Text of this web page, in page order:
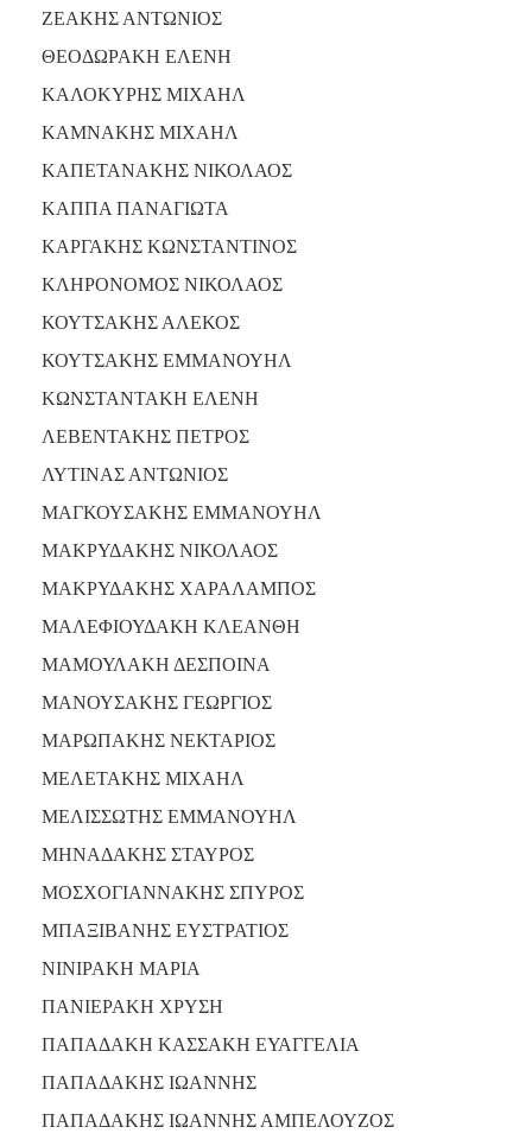
ΖΕΑΚΗΣ ΑΝΤΩΝΙΟΣ
ΘΕΟΔΩΡΑΚΗ ΕΛΕΝΗ
ΚΑΛΟΚΥΡΗΣ ΜΙΧΑΗΛ
ΚΑΜΝΑΚΗΣ ΜΙΧΑΗΛ
ΚΑΠΕΤΑΝΑΚΗΣ ΝΙΚΟΛΑΟΣ
ΚΑΠΠΑ ΠΑΝΑΓΙΩΤΑ
ΚΑΡΓΑΚΗΣ ΚΩΝΣΤΑΝΤΙΝΟΣ
ΚΛΗΡΟΝΟΜΟΣ ΝΙΚΟΛΑΟΣ
ΚΟΥΤΣΑΚΗΣ ΑΛΕΚΟΣ
ΚΟΥΤΣΑΚΗΣ ΕΜΜΑΝΟΥΗΛ
ΚΩΝΣΤΑΝΤΑΚΗ ΕΛΕΝΗ
ΛΕΒΕΝΤΑΚΗΣ ΠΕΤΡΟΣ
ΛΥΤΙΝΑΣ ΑΝΤΩΝΙΟΣ
ΜΑΓΚΟΥΣΑΚΗΣ ΕΜΜΑΝΟΥΗΛ
ΜΑΚΡΥΔΑΚΗΣ ΝΙΚΟΛΑΟΣ
ΜΑΚΡΥΔΑΚΗΣ ΧΑΡΑΛΑΜΠΟΣ
ΜΑΛΕΦΙΟΥΔΑΚΗ ΚΛΕΑΝΘΗ
ΜΑΜΟΥΛΑΚΗ ΔΕΣΠΟΙΝΑ
ΜΑΝΟΥΣΑΚΗΣ ΓΕΩΡΓΙΟΣ
ΜΑΡΩΠΑΚΗΣ ΝΕΚΤΑΡΙΟΣ
ΜΕΛΕΤΑΚΗΣ ΜΙΧΑΗΛ
ΜΕΛΙΣΣΩΤΗΣ ΕΜΜΑΝΟΥΗΛ
ΜΗΝΑΔΑΚΗΣ ΣΤΑΥΡΟΣ
ΜΟΣΧΟΓΙΑΝΝΑΚΗΣ ΣΠΥΡΟΣ
ΜΠΑΞΙΒΑΝΗΣ ΕΥΣΤΡΑΤΙΟΣ
ΝΙΝΙΡΑΚΗ ΜΑΡΙΑ
ΠΑΝΙΕΡΑΚΗ ΧΡΥΣΗ
ΠΑΠΑΔΑΚΗ ΚΑΣΣΑΚΗ ΕΥΑΓΓΕΛΙΑ
ΠΑΠΑΔΑΚΗΣ ΙΩΑΝΝΗΣ
ΠΑΠΑΔΑΚΗΣ ΙΩΑΝΝΗΣ ΑΜΠΕΛΟΥΖΟΣ